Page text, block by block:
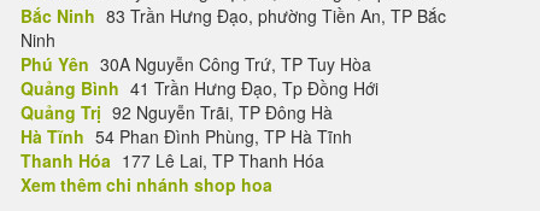
Bắc Ninh 83 Trần Hưng Đạo, phường Tiền An, TP Bắc
Ninh
Phú Yên 30A Nguyễn Công Trứ, TP Tuy Hòa
Quảng Bình 41 Trần Hưng Đạo, Tp Đồng Hới
Quảng Trị 92 Nguyễn Trãi, TP Đông Hà
Hà Tĩnh 54 Phan Đình Phùng, TP Hà Tĩnh
Thanh Hóa 177 Lê Lai, TP Thanh Hóa
Xem thêm chi nhánh shop hoa